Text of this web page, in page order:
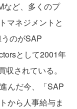
など、多くのプ
マネジメントと
のがSAP
として2001年
されている。
んだ今、「SAP
から人事給与ま